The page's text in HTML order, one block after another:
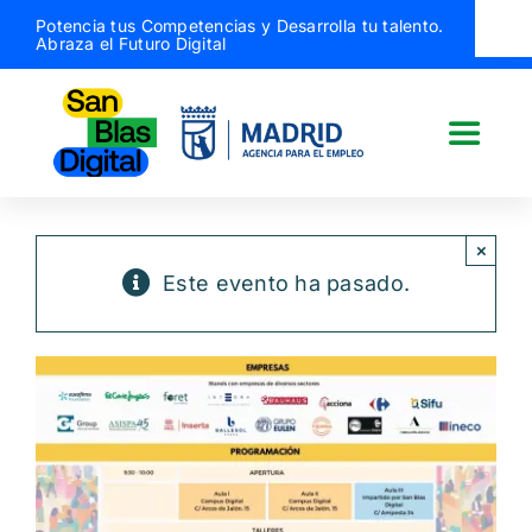
Saltar
contenido
Potencia tus Competencias y Desarrolla tu talento.
Abraza el Futuro Digital
Toggle
Quiénes somos
¿Qué hacemos?
Actividades
Este evento ha pasado.
×